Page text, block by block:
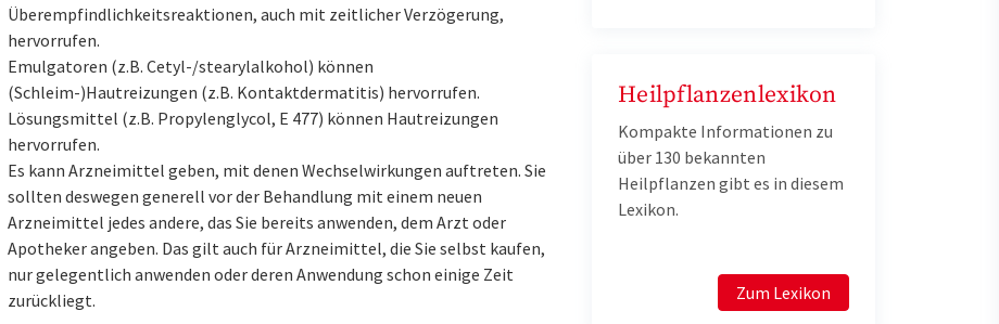
Überempfindlichkeitsreaktionen, auch mit zeitlicher Verzögerung,
hervorrufen.
Emulgatoren (z.B. Cetyl-/stearylalkohol) können
(Schleim-)Hautreizungen (z.B. Kontaktdermatitis) hervorrufen.
Lösungsmittel (z.B. Propylenglycol, E 477) können Hautreizungen
hervorrufen.
Es kann Arzneimittel geben, mit denen Wechselwirkungen auftreten. Sie
sollten deswegen generell vor der Behandlung mit einem neuen
Arzneimittel jedes andere, das Sie bereits anwenden, dem Arzt oder
Apotheker angeben. Das gilt auch für Arzneimittel, die Sie selbst kaufen,
nur gelegentlich anwenden oder deren Anwendung schon einige Zeit
zurückliegt.
Heilpflanzenlexikon
Kompakte Informationen zu
über 130 bekannten
Heilpflanzen gibt es in diesem
Lexikon.
Zum Lexikon